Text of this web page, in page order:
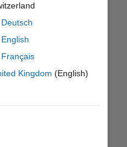
Deutsch
English
Français
Kingdom (English)